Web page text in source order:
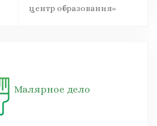
центр образования»
Малярное дело